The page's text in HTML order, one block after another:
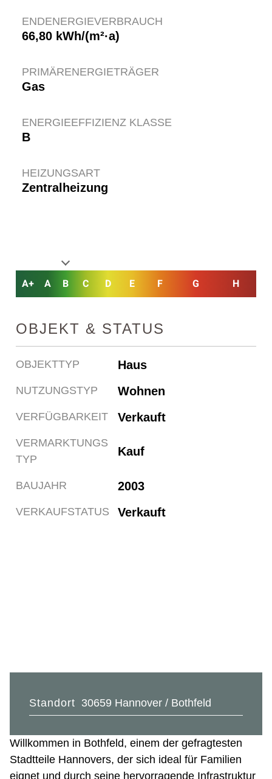
ENDENERGIEVERBRAUCH
66,80 kWh/(m²·a)
PRIMÄRENERGIETRÄGER
Gas
ENERGIEEFFIZIENZ KLASSE
B
HEIZUNGSART
Zentralheizung
A+ A B C D E F G H
OBJEKT & STATUS
OBJEKTTYP Haus
NUTZUNGSTYP Wohnen
VERFÜGBARKEIT Verkauft
VERMARKTUNGS
TYP
Kauf
BAUJAHR 2003
VERKAUFSTATUS Verkauft
Standort 30659 Hannover / Bothfeld
Willkommen in Bothfeld, einem der gefragtesten
Stadtteile Hannovers, der sich ideal für Familien
eignet und durch seine hervorragende Infrastruktur